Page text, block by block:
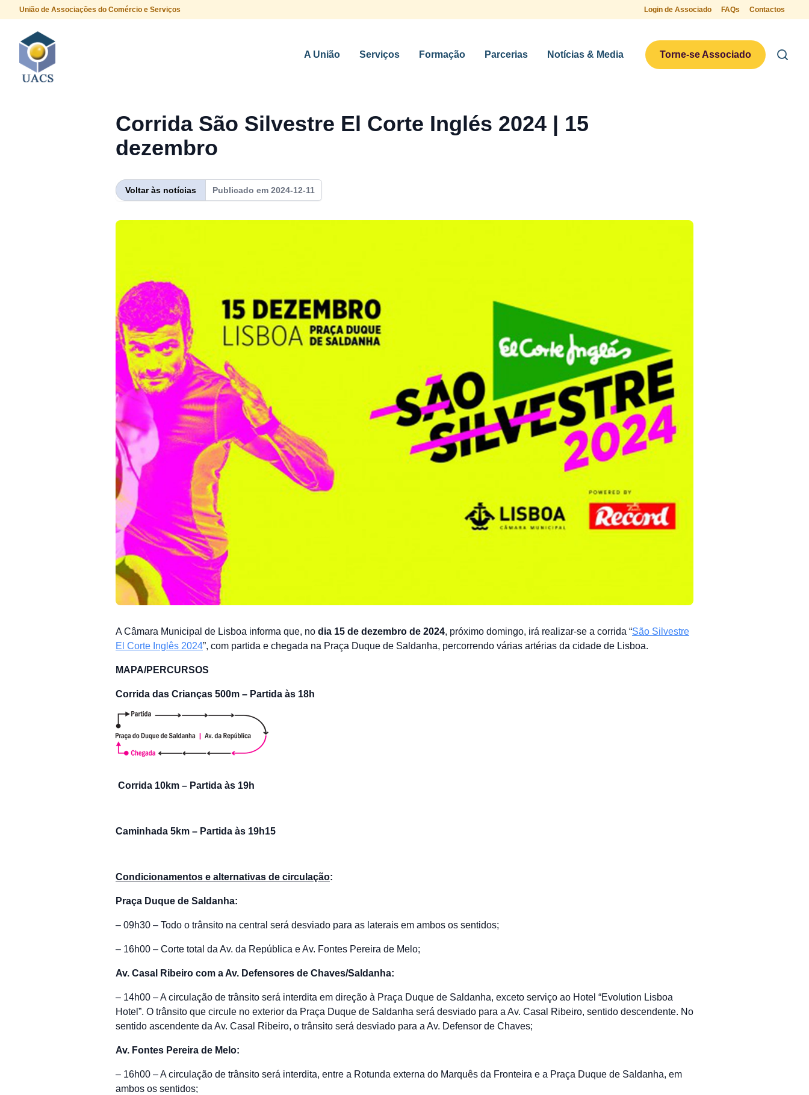
União de Associações do Comércio e Serviços Login de Associado FAQs Contactos
A União Serviços Formação Parcerias Notícias & Media Torne-se Associado
Corrida São Silvestre El Corte Inglés 2024 | 15
dezembro
Voltar às notícias Publicado em 2024-12-11
A Câmara Municipal de Lisboa informa que, no dia 15 de dezembro de 2024, próximo domingo, irá realizar-se a corrida “São Silvestre
El Corte Inglês 2024”, com partida e chegada na Praça Duque de Saldanha, percorrendo várias artérias da cidade de Lisboa.
MAPA/PERCURSOS
Corrida das Crianças 500m – Partida às 18h
Corrida 10km – Partida às 19h
Caminhada 5km – Partida às 19h15
Condicionamentos e alternativas de circulação:
Praça Duque de Saldanha:
– 09h30 – Todo o trânsito na central será desviado para as laterais em ambos os sentidos;
– 16h00 – Corte total da Av. da República e Av. Fontes Pereira de Melo;
Av. Casal Ribeiro com a Av. Defensores de Chaves/Saldanha:
– 14h00 – A circulação de trânsito será interdita em direção à Praça Duque de Saldanha, exceto serviço ao Hotel “Evolution Lisboa
Hotel”. O trânsito que circule no exterior da Praça Duque de Saldanha será desviado para a Av. Casal Ribeiro, sentido descendente. No
sentido ascendente da Av. Casal Ribeiro, o trânsito será desviado para a Av. Defensor de Chaves;
Av. Fontes Pereira de Melo:
– 16h00 – A circulação de trânsito será interdita, entre a Rotunda externa do Marquês da Fronteira e a Praça Duque de Saldanha, em
ambos os sentidos;